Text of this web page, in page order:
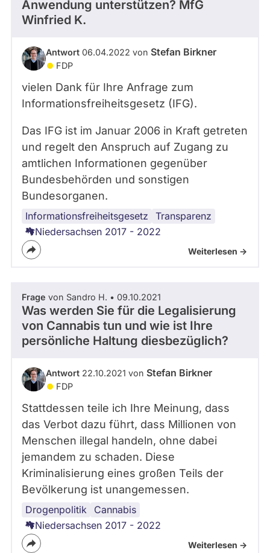
Anwendung unterstützen? MfG
Winfried K.
Antwort 06.04.2022 von Stefan Birkner
FDP
vielen Dank für Ihre Anfrage zum
Informationsfreiheitsgesetz (IFG).
Das IFG ist im Januar 2006 in Kraft getreten
und regelt den Anspruch auf Zugang zu
amtlichen Informationen gegenüber
Bundesbehörden und sonstigen
Bundesorganen.
Informationsfreiheitsgesetz
Transparenz
Niedersachsen 2017 - 2022
Weiterlesen ->
Frage von Sandro H. • 09.10.2021
Was werden Sie für die Legalisierung
von Cannabis tun und wie ist Ihre
persönliche Haltung diesbezüglich?
Antwort 22.10.2021 von Stefan Birkner
FDP
Stattdessen teile ich Ihre Meinung, dass
das Verbot dazu führt, dass Millionen von
Menschen illegal handeln, ohne dabei
jemandem zu schaden. Diese
Kriminalisierung eines großen Teils der
Bevölkerung ist unangemessen.
Drogenpolitik
Cannabis
Niedersachsen 2017 - 2022
Weiterlesen ->